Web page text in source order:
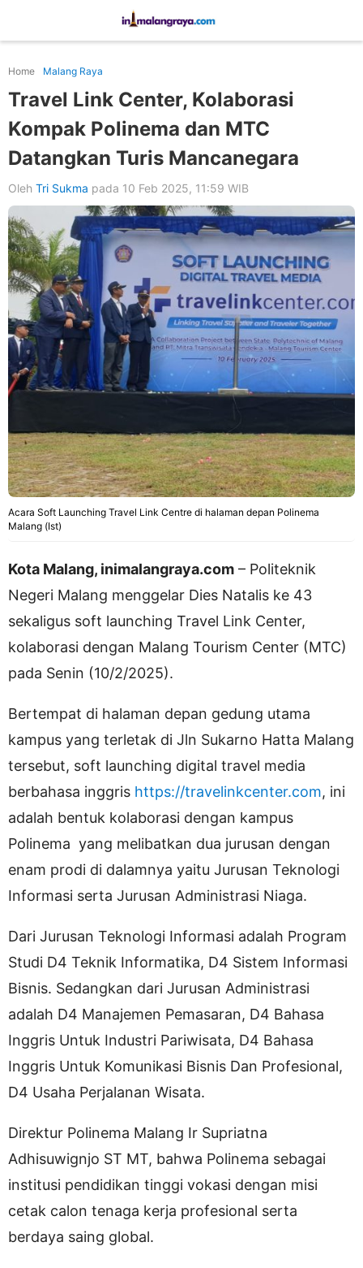
Home Malang Raya
Travel Link Center, Kolaborasi
Kompak Polinema dan MTC
Datangkan Turis Mancanegara
Oleh Tri Sukma pada 10 Feb 2025, 11:59 WIB
Acara Soft Launching Travel Link Centre di halaman depan Polinema
Malang (Ist)
Kota Malang, inimalangraya.com – Politeknik
Negeri Malang menggelar Dies Natalis ke 43
sekaligus soft launching Travel Link Center,
kolaborasi dengan Malang Tourism Center (MTC)
pada Senin (10/2/2025).
Bertempat di halaman depan gedung utama
kampus yang terletak di Jln Sukarno Hatta Malang
tersebut, soft launching digital travel media
berbahasa inggris https://travelinkcenter.com, ini
adalah bentuk kolaborasi dengan kampus
Polinema yang melibatkan dua jurusan dengan
enam prodi di dalamnya yaitu Jurusan Teknologi
Informasi serta Jurusan Administrasi Niaga.
Dari Jurusan Teknologi Informasi adalah Program
Studi D4 Teknik Informatika, D4 Sistem Informasi
Bisnis. Sedangkan dari Jurusan Administrasi
adalah D4 Manajemen Pemasaran, D4 Bahasa
Inggris Untuk Industri Pariwisata, D4 Bahasa
Inggris Untuk Komunikasi Bisnis Dan Profesional,
D4 Usaha Perjalanan Wisata.
Direktur Polinema Malang Ir Supriatna
Adhisuwignjo ST MT, bahwa Polinema sebagai
institusi pendidikan tinggi vokasi dengan misi
cetak calon tenaga kerja profesional serta
berdaya saing global.